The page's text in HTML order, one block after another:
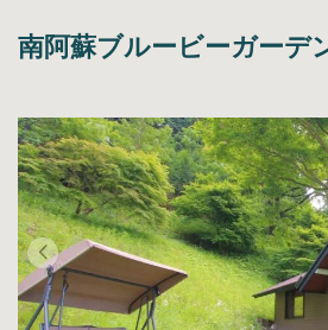
南阿蘇ブルービーガーデ